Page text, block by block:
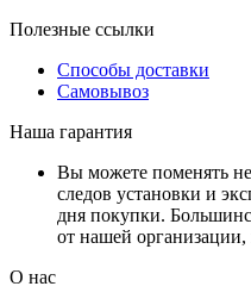
Полезные ссылки
Способы доставки
Самовывоз
Наша гарантия
Вы можете поменять
следов установки и
дня покупки.
от нашей
О нас